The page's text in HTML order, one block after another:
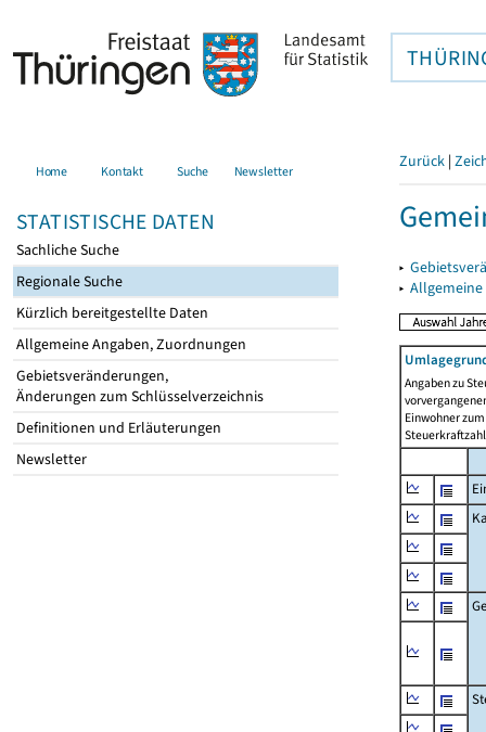
Home Kontakt Suche Newsletter
STATISTISCHE DATEN
Sachliche Suche
Regionale Suche
Kürzlich bereitgestellte Daten
Allgemeine Angaben, Zuordnungen
Gebietsveränderungen,
Änderungen zum Schlüsselverzeichnis
Definitionen und Erläuterungen
Newsletter
Zurück |
▸
▸
Angaben zu
Einwohner